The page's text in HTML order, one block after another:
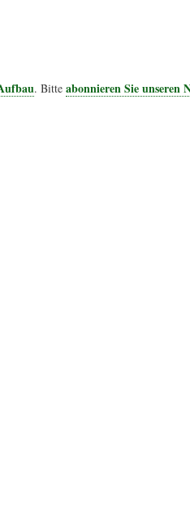
. Bitte abonnieren Sie unseren